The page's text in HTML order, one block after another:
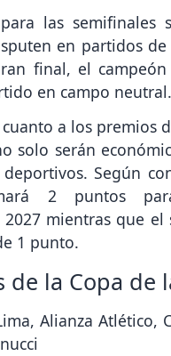
las semifinales
en partidos
final, el campeón
en campo neutral.
a los premios
solo serán
Según
2 puntos
mientras que el
1 punto.
de la Copa de
Alianza Atlético,